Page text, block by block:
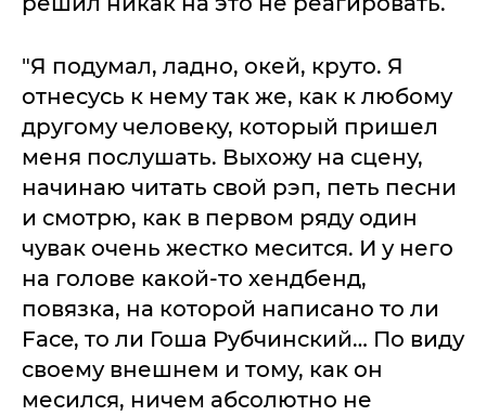
"Я подумал, ладно, окей, круто. Я
отнесусь к нему так же, как к любому
другому человеку, который пришел
меня послушать. Выхожу на сцену,
начинаю читать свой рэп, петь песни
и смотрю, как в первом ряду один
чувак очень жестко месится. И у него
на голове какой-то хендбенд,
повязка, на которой написано то ли
Face, то ли Гоша Рубчинский… По виду
своему внешнем и тому, как он
месился, ничем абсолютно не